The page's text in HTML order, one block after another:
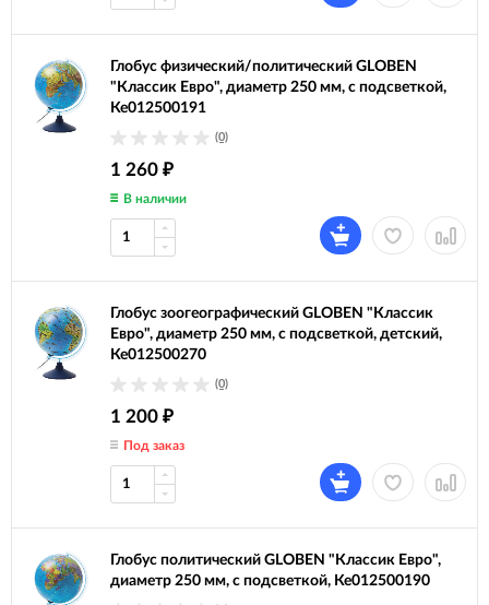
Глобус физический/политический GLOBEN
"Классик Евро", диаметр 250 мм, с подсветкой,
Ке012500191
(0)
1 260 ₽
В наличии
Глобус зоогеографический GLOBEN "Классик
Евро", диаметр 250 мм, с подсветкой, детский,
Ке012500270
(0)
1 200 ₽
Под заказ
Глобус политический GLOBEN "Классик Евро",
диаметр 250 мм, с подсветкой, Ке012500190